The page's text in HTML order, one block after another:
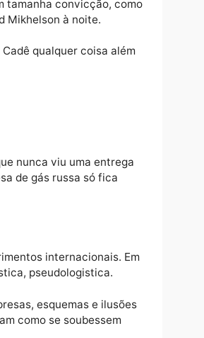
o país como um circo itinerante:
a mesma ladainha por onde
para onde, para quem e o que
Leonid Mikhelson à noite.
Cadê qualquer coisa além